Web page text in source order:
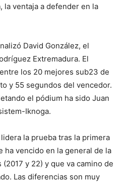
la ventaja a defender en la
David González, el
Extremadura. El
los 20 mejores sub23 de
y 55 segundos del vencedor.
el pódium ha sido Juan
Iknoga.
la prueba tras la primera
ha vencido en la general de la
y 22) y que va camino de
Las diferencias son muy